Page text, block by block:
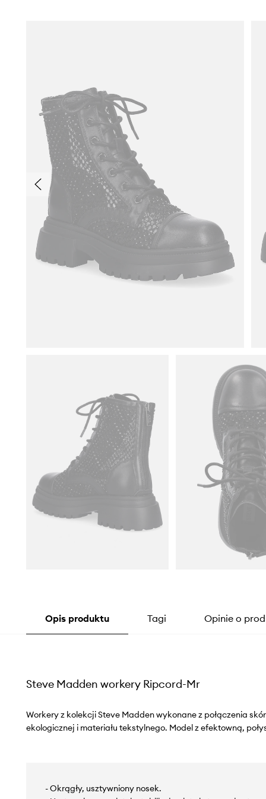
Opis produktu Tagi Opinie o
Steve Madden workery Ripcord-Mr
Workery z kolekcji Steve Madden wykonane z połączenia
ekologicznej i materiału tekstylnego. Model z efektowną,
- Okrągły, usztywniony nosek.